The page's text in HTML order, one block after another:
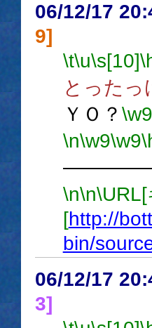
06/12/17
9]
\t\u\s[10]
とったっ
ＹＯ？ \w9
\n\w9\w9
\n\n
[http://
bin/
06/12/17
3]